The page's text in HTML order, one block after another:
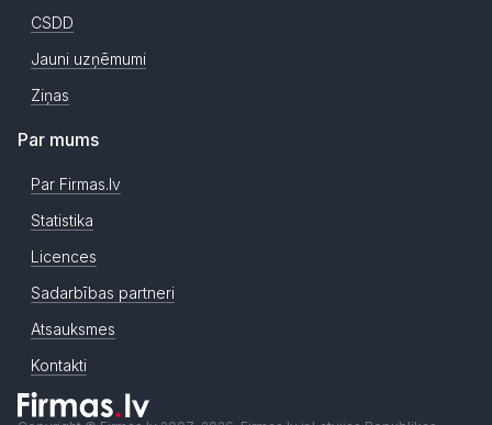
CSDD
Jauni uzņēmumi
Ziņas
Par mums
Par Firmas.lv
Statistika
Licences
Sadarbības partneri
Atsauksmes
Kontakti